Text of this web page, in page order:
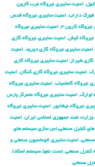
, امنیت سایبری نیروگاه غرب کارون,
فورگ داراب, امنیت سایبری نیروگاه قدس
کارون ۳ , امنیت سایبری نیروگاه
نیروگاه کیش, امنیت سایبری نیروگاه گازی
, امنیت سایبری نیروگاه گازی دورود, امنیت
گازی شیراز , امنیت سایبری نیروگاه گازی
, امنیت سایبری نیروگاه گازی کنگان, امنیت
نیروگاه گاماسیاب, امنیت سایبری نیروگاه
لوارک, امنیت سایبری نیروگاه متمرکز پارس
نیروگاه نیشابور , امنیت سایبری نیروگاه
وزارت نفت جمهوری اسلامی ایران, امنیت
کنترل صنعتی،امن سازی سیستم های
امنیت سایبری اتوماسیون صنعتی و
کنترل صنعتی,تست نفوذ سیستم اسکادا,
صنعتی